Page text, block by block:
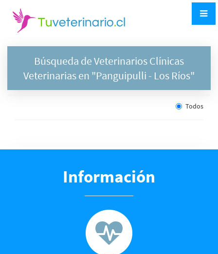
Búsqueda de Veterinarios Clínicas
Veterinarias en "Panguipulli - Los Ríos"
Todos
Información